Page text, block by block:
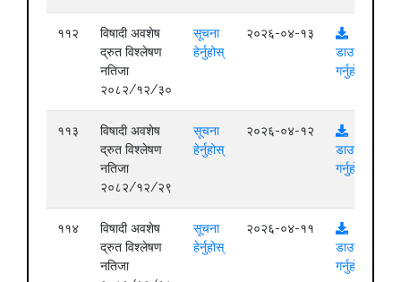
११२
विषादी अवशेष
द्रुत विश्लेषण
नतिजा
२०८२/१२/३०
सूचना
हेर्नुहोस्
२०२६-०४-१३
डाउनलोड
गर्नुहोस्
११३
विषादी अवशेष
द्रुत विश्लेषण
नतिजा
२०८२/१२/२९
सूचना
हेर्नुहोस्
२०२६-०४-१२
डाउनलोड
गर्नुहोस्
११४
विषादी अवशेष
द्रुत विश्लेषण
नतिजा
सूचना
हेर्नुहोस्
२०२६-०४-११
डाउनलोड
गर्नुहोस्